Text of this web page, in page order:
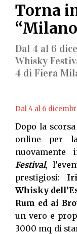
Torna
Dal 4 al 6
Whisky
4 di Fiera
Dal 4 al 6
Dopo la
online per la
Festival,
prestigiosi:
Whisky
Rum ed ai
un vero e
3000 mq di